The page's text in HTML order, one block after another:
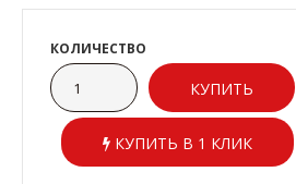
КОЛИЧЕСТВО
КУПИТЬ В 1 КЛИК